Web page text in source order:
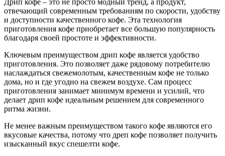
Дрип кофе – это не просто модный тренд, а продукт,
отвечающий современным требованиям по скорости, удобству
и доступности качественного кофе. Эта технология
приготовления кофе приобретает все большую популярность
благодаря своей простоте и эффективности.
Ключевым преимуществом дрип кофе является удобство
приготовления. Это позволяет даже рядовому потребителю
наслаждаться свежемолотым, качественным кофе не только
дома, но и где угодно на свежем воздухе. Сам процесс
приготовления занимает минимум времени и усилий, что
делает дрип кофе идеальным решением для современного
ритма жизни.
Не менее важным преимуществом такого кофе являются его
вкусовые качества, потому что дреп кофе позволяет получить
изысканный вкус спешелти кофе.